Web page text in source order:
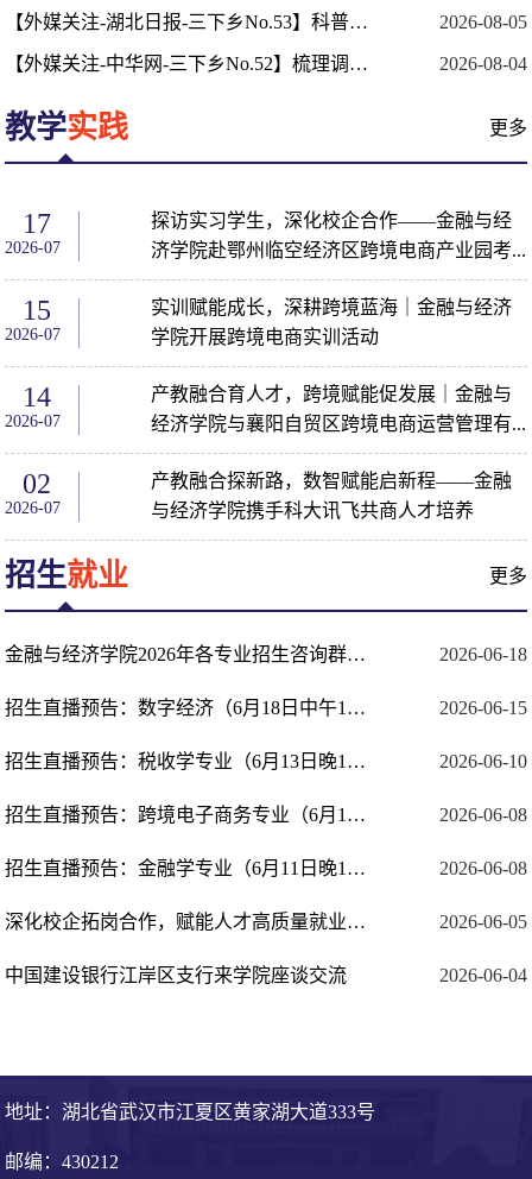
【外媒关注-湖北日报-三下乡No.53】科普护眼小知识 守护少年明亮视界 2026-08-05
【外媒关注-中华网-三下乡No.52】梳理调研凝成果，座谈献策促长效 2026-08-04
教学实践 更多
17
2026-07
探访实习学生，深化校企合作——金融与经
济学院赴鄂州临空经济区跨境电商产业园考...
15
2026-07
实训赋能成长，深耕跨境蓝海｜金融与经济
学院开展跨境电商实训活动
14
2026-07
产教融合育人才，跨境赋能促发展｜金融与
经济学院与襄阳自贸区跨境电商运营管理有...
02
2026-07
产教融合探新路，数智赋能启新程——金融
与经济学院携手科大讯飞共商人才培养
招生就业 更多
金融与经济学院2026年各专业招生咨询群二维码 2026-06-18
招生直播预告：数字经济（6月18日中午11点） 2026-06-15
招生直播预告：税收学专业（6月13日晚19点）；（国际经济与贸易专业）6月14日晚19... 2026-06-10
招生直播预告：跨境电子商务专业（6月12日晚19点） 2026-06-08
招生直播预告：金融学专业（6月11日晚19点） 2026-06-08
深化校企拓岗合作，赋能人才高质量就业——金融与经济学院赴襄阳开展访企拓岗专项行动 2026-06-05
中国建设银行江岸区支行来学院座谈交流 2026-06-04
地址：湖北省武汉市江夏区黄家湖大道333号
邮编：430212